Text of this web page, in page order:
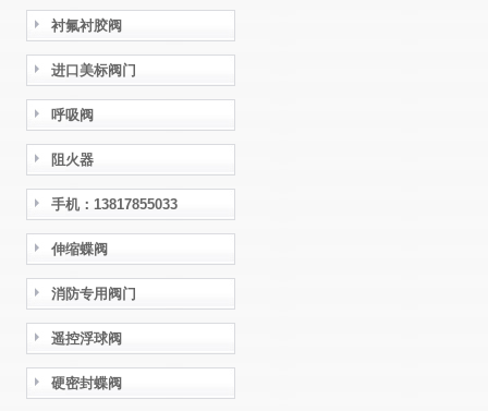
衬氟衬胶阀
进口美标阀门
呼吸阀
阻火器
手机：13817855033
伸缩蝶阀
消防专用阀门
遥控浮球阀
硬密封蝶阀